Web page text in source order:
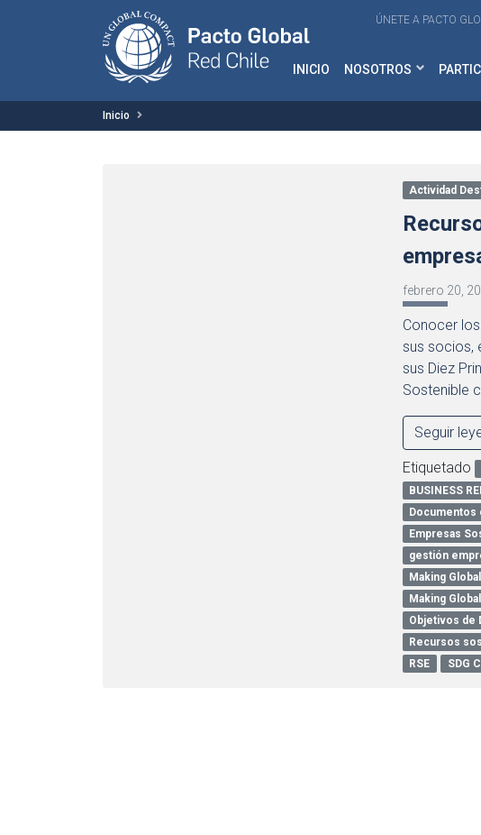
ÚNETE A PACTO
INICIO NOSOTROS
Inicio
Actividad
febrero 20,
Conocer
sus socios,
sus Diez
Sostenible
Seguir
Etiquetado
BUSINESS
Documentos
Empresas
gestión
Making
Making
Objetivos de
Recursos
RSE
SDG